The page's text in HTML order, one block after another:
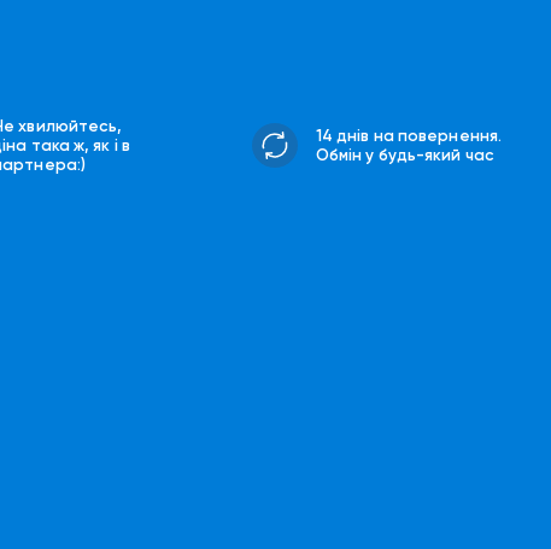
хвилюйтесь,
така ж, як і в
14 днів на повернення.
Обмін у будь-який час